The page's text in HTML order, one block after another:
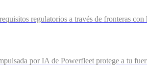
regulatorios a través de fronteras
por IA de Powerfleet protege a tu